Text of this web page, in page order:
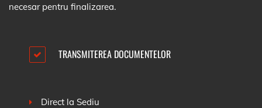
necesar pentru finalizarea.
TRANSMITEREA DOCUMENTELOR
Direct la Sediu